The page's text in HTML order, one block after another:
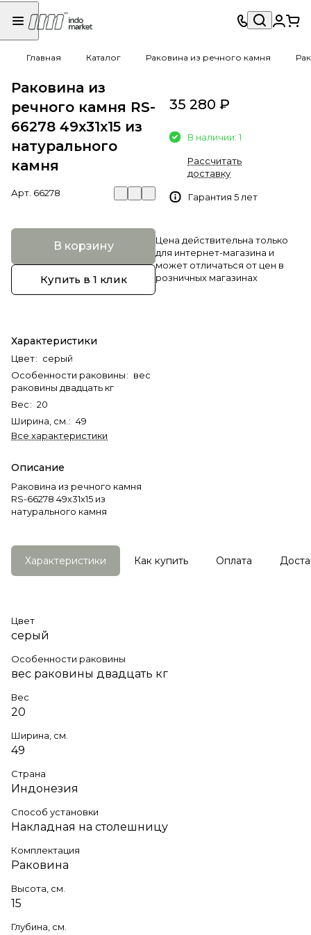
Главная Каталог Раковина из речного камня
Раковина из
речного камня RS-
66278 49х31х15 из
натурального
камня
Арт. 66278
В корзину
Купить в 1 клик
Характеристики
Цвет: серый
Особенности раковины: вес
раковины двадцать кг
Вес: 20
Ширина, см. : 49
Все характеристики
Описание
Раковина из речного камня
RS-66278 49х31х15 из
натурального камня
35 280 ₽
В наличии: 1
Рассчитать
доставку
Гарантия 5 лет
Цена действительна только
для интернет-магазина и
может отличаться от цен в
розничных магазинах
Характеристики Как купить Оплата
Цвет
серый
Особенности раковины
вес раковины двадцать кг
Вес
20
Ширина, см.
49
Страна
Индонезия
Способ установки
Накладная на столешницу
Комплектация
Раковина
Высота, см.
15
Глубина, см.